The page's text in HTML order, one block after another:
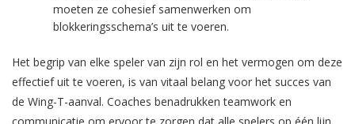
moeten ze cohesief samenwerken om
blokkeringsschema’s uit te voeren.
Het begrip van elke speler van zijn rol en het vermogen om deze
effectief uit te voeren, is van vitaal belang voor het succes van
de Wing-T-aanval. Coaches benadrukken teamwork en
communicatie om ervoor te zorgen dat alle spelers op één lijn